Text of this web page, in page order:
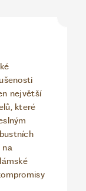
největší
které
na